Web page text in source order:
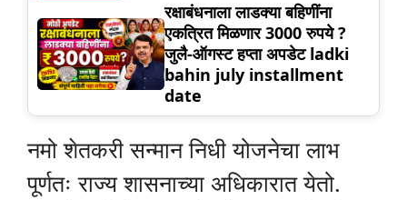
रक्षाबंधनाला लाडक्या बहिणींना
एकत्रित मिळणार 3000 रुपये ?
जुलै-ऑगस्ट हप्ता अपडेट ladki
bahin july installment
date
नमो शेतकरी सन्मान निधी योजनेचा लाभ
पूर्णतः राज्य शासनाच्या अधिकारात येतो.